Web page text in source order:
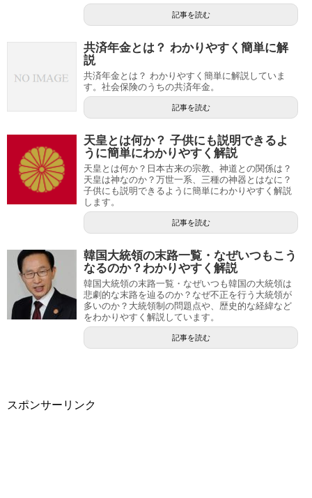
記事を読む
共済年金とは？ わかりやすく簡単に解
説
共済年金とは？ わかりやすく簡単に解説していま
す。社会保険のうちの共済年金。
記事を読む
天皇とは何か？ 子供にも説明できるよ
うに簡単にわかりやすく解説
天皇とは何か？日本古来の宗教、神道との関係は？
天皇は神なのか？万世一系、三種の神器とはなに？
子供にも説明できるように簡単にわかりやすく解説
します。
記事を読む
韓国大統領の末路一覧・なぜいつもこう
なるのか？わかりやすく解説
韓国大統領の末路一覧・なぜいつも韓国の大統領は
悲劇的な末路を辿るのか？なぜ不正を行う大統領が
多いのか？大統領制の問題点や、歴史的な経緯など
をわかりやすく解説しています。
記事を読む
スポンサーリンク